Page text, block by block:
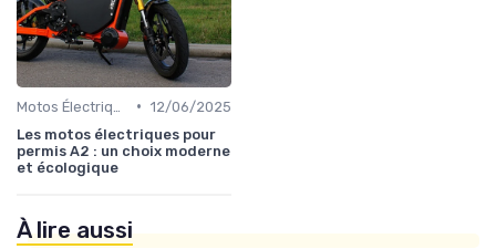
• 12/06/2025
Les motos électriques pour
permis A2 : un choix moderne
et écologique
À lire aussi